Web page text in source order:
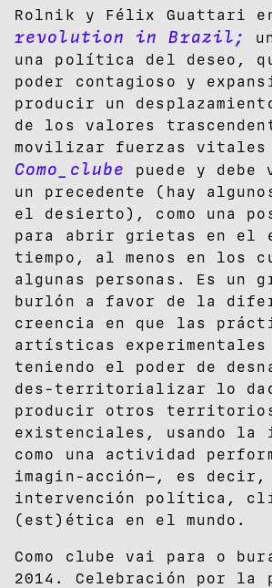
Rolnik y Félix Guattari
revolution in Brazil;
una política del deseo,
poder contagioso y
producir un
de los valores
movilizar fuerzas vitales
Como_clube
puede y debe
un precedente (hay
el desierto), como una
para abrir grietas en el
tiempo, al menos en los
algunas personas. Es un
burlón a favor de la
creencia en que las
artísticas experimentales
teniendo el poder de
des-territorializar lo
producir otros
existenciales, usando la
como una actividad
imagin-acción—, es decir,
intervención política,
(est)ética en el mundo.
Como clube vai para o
2014. Celebración por la